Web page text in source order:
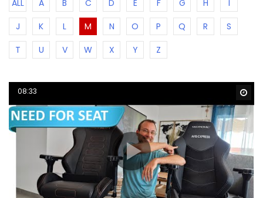
ALL A B C D E F G H
I
J
K L M N O P Q R
S
T
U V W X Y Z
08:33